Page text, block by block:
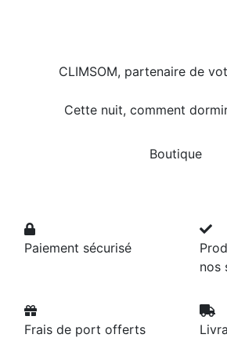
CLIMSOM, partenaire de
Cette nuit, comment
Boutique
Paiement sécurisé
nos
Frais de port offerts